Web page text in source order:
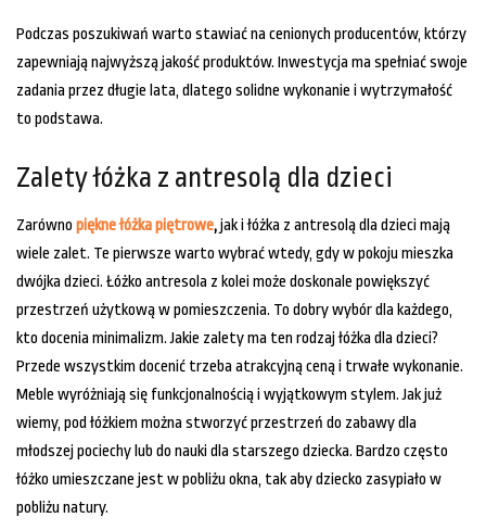
Podczas poszukiwań warto stawiać na cenionych producentów, którzy
zapewniają najwyższą jakość produktów. Inwestycja ma spełniać swoje
zadania przez długie lata, dlatego solidne wykonanie i wytrzymałość
to podstawa.
Zalety łóżka z antresolą dla dzieci
Zarówno piękne łóżka piętrowe,jak i łóżka z antresolą dla dzieci mają
wiele zalet. Te pierwsze warto wybrać wtedy, gdy w pokoju mieszka
dwójka dzieci. Łóżko antresola z kolei może doskonale powiększyć
przestrzeń użytkową w pomieszczenia. To dobry wybór dla każdego,
kto docenia minimalizm. Jakie zalety ma ten rodzaj łóżka dla dzieci?
Przede wszystkim docenić trzeba atrakcyjną ceną i trwałe wykonanie.
Meble wyróżniają się funkcjonalnością i wyjątkowym stylem. Jak już
wiemy, pod łóżkiem można stworzyć przestrzeń do zabawy dla
młodszej pociechy lub do nauki dla starszego dziecka. Bardzo często
łóżko umieszczane jest w pobliżu okna, tak aby dziecko zasypiało w
pobliżu natury.